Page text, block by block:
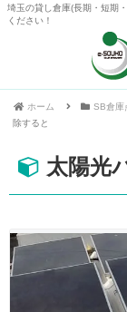
埼玉の貸し倉庫(長期・短期
ください！
ホーム SB倉庫
除すると
太陽光